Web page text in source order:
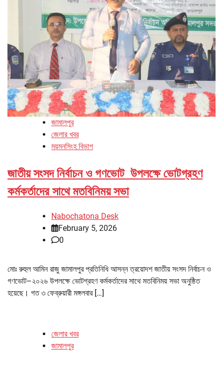
জামালপুর
জেলার খবর
ময়মনসিংহ বিভাগ
জাতীয় সংসদ নির্বাচন ও গণভোট উপলক্ষে ভোটগ্রহণ
কর্মকর্তাদের সাথে মতবিনিময় সভা
Nabochatona Desk
February 5, 2026
0
মোঃ রুহুল আমিন রাজু জামালপুর প্রতিনিধি আসন্ন ত্রয়োদশ জাতীয় সংসদ নির্বাচন ও
গণভোট–২০২৬ উপলক্ষে ভোটগ্রহণ কর্মকর্তাদের সাথে মতবিনিময় সভা অনুষ্ঠিত
হয়েছে। গত ৩ ফেব্রুয়ারী মঙ্গলবার […]
জেলার খবর
জামালপুর